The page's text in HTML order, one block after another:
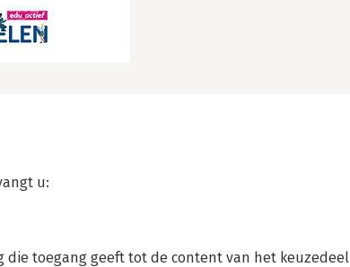
u:
toegang geeft tot de content van het keuzedeel